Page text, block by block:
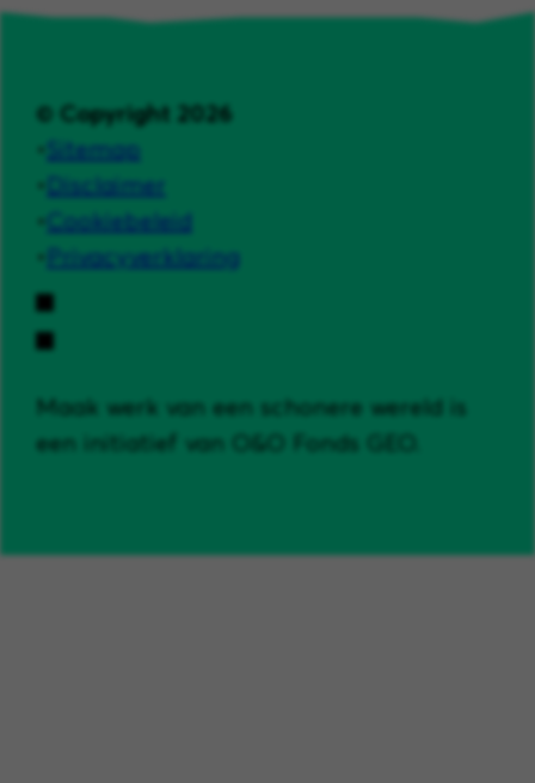
© Copyright 2026
Sitemap
Disclaimer
Cookiebeleid
Privacyverklaring
Maak werk van een schonere wereld is
een initiatief van O&O Fonds GEO.